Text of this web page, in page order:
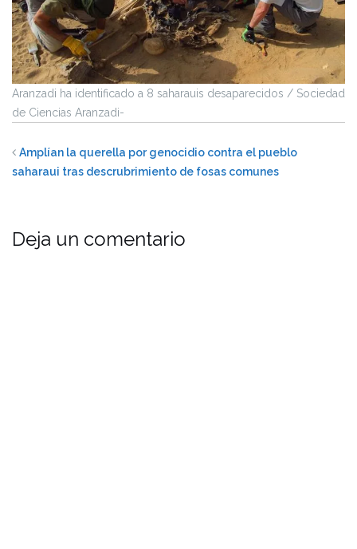
Aranzadi ha identificado a 8 saharauis desaparecidos / Sociedad
de Ciencias Aranzadi-
Amplían la querella por genocidio contra el pueblo
saharaui tras descrubrimiento de fosas comunes
Deja un comentario